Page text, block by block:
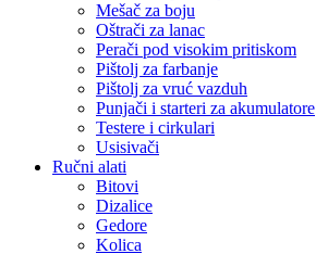
Mešač za boju
Oštrači za lanac
Perači pod visokim pritiskom
Pištolj za farbanje
Pištolj za vruć vazduh
Punjači i starteri za akumulatore
Testere i cirkulari
Usisivači
Ručni alati
Bitovi
Dizalice
Gedore
Kolica